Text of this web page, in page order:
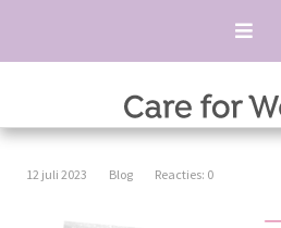
12 juli 2023 Blog Reacties: 0